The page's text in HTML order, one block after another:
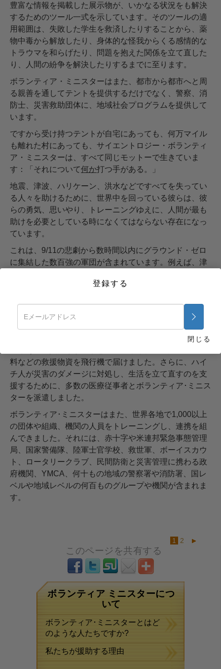
豊富な情報を掲載した展示物が、いかなる状況をも解決
するためのツール一式を示しています。そのツールの適
用範囲は、失敗した学生を救済したりすることから、薬
物中毒から解放したり、身体的な怪我からくる感情的な
トラウマを和らげたり、問題を抱えた関係を立て直した
り、人間の紛争を解決したりするまでに至ります。
ボランティア・ミニスターはまた、都市から都市へと周
る親善を通してテントを提供するだけでなく、警察、消
防士、災害救助団体に、地域社会プログラムを提供して
います。
ですから受け持つテントが自宅にあっても、何万マイル
も離れた村にあっても、サイエントロジー・ボランティ
ア・ミニスターは、すべて同じモットーで生きていま
す：「それについて何か打つ手がある。」
地震、津波、ハリケーン、洪水などですべてを失ってい
る人々を助けるために、世界中を回っている彼らは、彼
らの勇気、思いやり、トレーニングゆえに、人間が最も
助けを必要としている時になくてはならない存在になっ
ています。
これは、9/11の悲劇から数時間以内にグラウンド・ゼロ
に集結した数百強の軍団が含まれています。例えば、津
ボランティアが出動しました。ハリケーン「カトリー
けました。
同じように、ハイチ地震の際には、サイエントロジー教
料などの救援物資を飛行機で届けました。さらに、ハイ
チ人が災害のダメージに対処し、生活を立て直すのを支
援するために、多数の医療従事者とボランティア･ミニス
ターを派遣しました。
ボランティア･ミニスターはまた、世界各地で1,000以上
の団体や組織、機関の人員をトレーニングし、連携を組
んできました。それには、赤十字や米連邦緊急事態管理
局、国家警備隊、陸軍士官学校、救世軍、ボーイスカウ
ト、ロータリークラブ、民間防衛と災害管理に携わる政
府機関、YMCA、何十もの地域の警察署や消防署、国レ
ベルや地域レベルの何百ものグループや機関が含まれま
す。
1 2
このページを共有する
ボランティア ミニスターにつ
いて
ボランティア･ミニスターとはど
のような人たちですか?
私たちが援助する理由
登録する
閉じる